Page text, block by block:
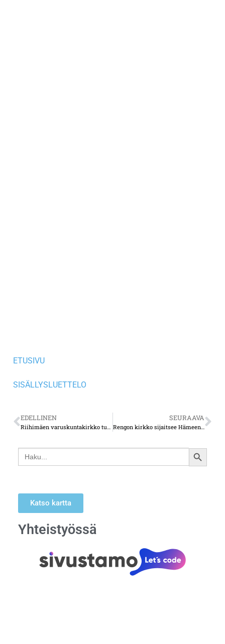
ETUSIVU
SISÄLLYSLUETTELO
EDELLINEN
Riihimäen varuskuntakirkko tuli tiensä päähän
SEURAAVA
Rengon kirkko sijaitsee Hämeen Härkätien varrella idyllissä maisemissa
Search
for:
SEARCH
Katso kartta
Yhteistyössä